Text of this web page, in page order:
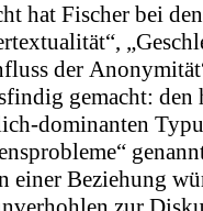
hat Fischer bei
der
gemacht:
dominanten
einer Beziehung